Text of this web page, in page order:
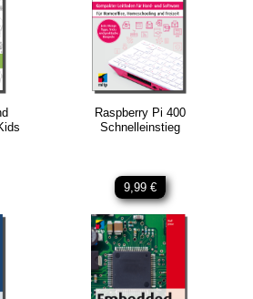
Raspberry Pi 400
Schnelleinstieg
9,99 €